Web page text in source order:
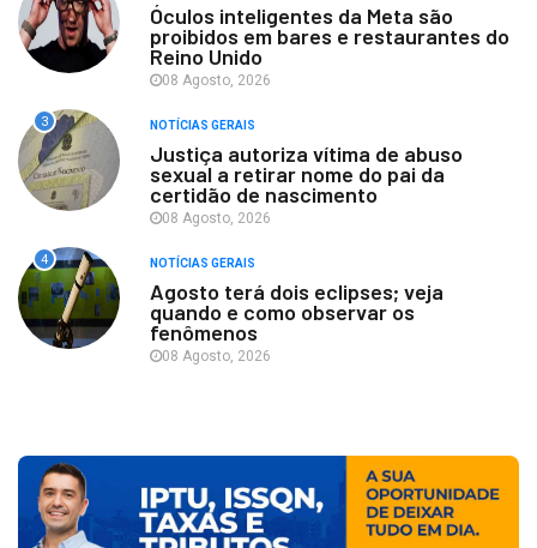
Óculos inteligentes da Meta são
proibidos em bares e restaurantes do
Reino Unido
08 Agosto, 2026
3 NOTÍCIAS GERAIS
Justiça autoriza vítima de abuso
sexual a retirar nome do pai da
certidão de nascimento
08 Agosto, 2026
4 NOTÍCIAS GERAIS
Agosto terá dois eclipses; veja
quando e como observar os
fenômenos
08 Agosto, 2026